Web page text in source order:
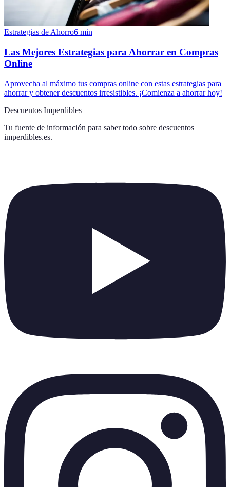
Estrategias de Ahorro6 min
Las Mejores Estrategias para Ahorrar en Compras
Online
Aprovecha al máximo tus compras online con estas estrategias para
ahorrar y obtener descuentos irresistibles. ¡Comienza a ahorrar hoy!
Descuentos Imperdibles
Tu fuente de información para saber todo sobre descuentos
imperdibles.es.